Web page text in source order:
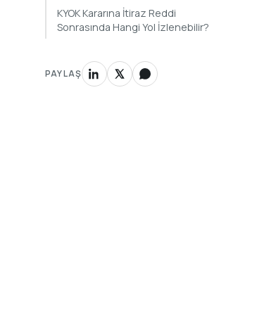
KYOK Kararına İtiraz Reddi
Sonrasında Hangi Yol İzlenebilir?
PAYLAŞ